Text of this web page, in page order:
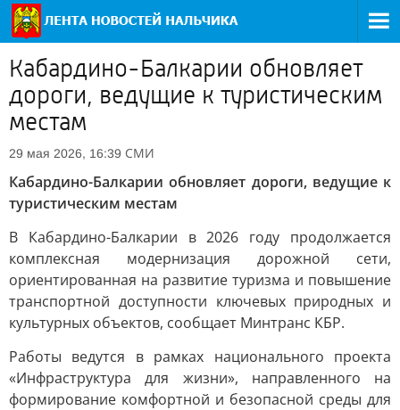
Кабардино-Балкарии обновляет
дороги, ведущие к туристическим
местам
29 мая 2026, 16:39 СМИ
Кабардино-Балкарии обновляет дороги, ведущие к
туристическим местам
В Кабардино-Балкарии в 2026 году продолжается
комплексная модернизация дорожной сети,
ориентированная на развитие туризма и повышение
транспортной доступности ключевых природных и
культурных объектов, сообщает Минтранс КБР.
Работы ведутся в рамках национального проекта
«Инфраструктура для жизни», направленного на
формирование комфортной и безопасной среды для